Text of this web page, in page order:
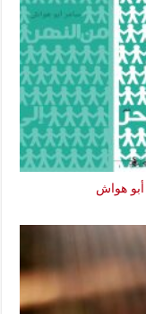
أبو هواش